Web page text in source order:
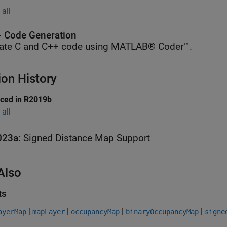
all
Code Generation
C and C++ code using MATLAB® Coder™.
History
in R2019b
all
Signed Distance Map Support
| mapLayer | occupancyMap | binaryOccupancyMap |